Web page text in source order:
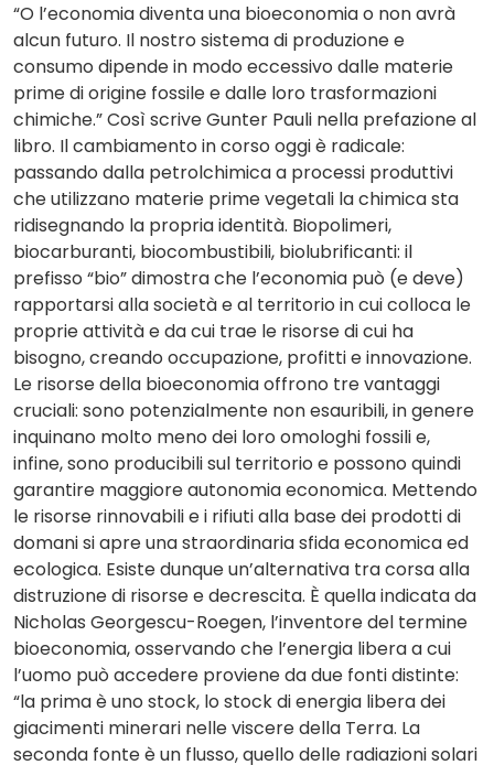
“O l’economia diventa una bioeconomia o non avrà
alcun futuro. Il nostro sistema di produzione e
consumo dipende in modo eccessivo dalle materie
prime di origine fossile e dalle loro trasformazioni
chimiche.” Così scrive Gunter Pauli nella prefazione al
libro. Il cambiamento in corso oggi è radicale:
passando dalla petrolchimica a processi produttivi
che utilizzano materie prime vegetali la chimica sta
ridisegnando la propria identità. Biopolimeri,
biocarburanti, biocombustibili, biolubrificanti: il
prefisso “bio” dimostra che l’economia può (e deve)
rapportarsi alla società e al territorio in cui colloca le
proprie attività e da cui trae le risorse di cui ha
bisogno, creando occupazione, profitti e innovazione.
Le risorse della bioeconomia offrono tre vantaggi
cruciali: sono potenzialmente non esauribili, in genere
inquinano molto meno dei loro omologhi fossili e,
infine, sono producibili sul territorio e possono quindi
garantire maggiore autonomia economica. Mettendo
le risorse rinnovabili e i rifiuti alla base dei prodotti di
domani si apre una straordinaria sfida economica ed
ecologica. Esiste dunque un’alternativa tra corsa alla
distruzione di risorse e decrescita. È quella indicata da
Nicholas Georgescu-Roegen, l’inventore del termine
bioeconomia, osservando che l’energia libera a cui
l’uomo può accedere proviene da due fonti distinte:
“la prima è uno stock, lo stock di energia libera dei
giacimenti minerari nelle viscere della Terra. La
seconda fonte è un flusso, quello delle radiazioni solari